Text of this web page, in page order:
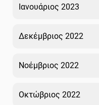
Ιανουάριος 2023
Δεκέμβριος 2022
Νοέμβριος 2022
Οκτώβριος 2022